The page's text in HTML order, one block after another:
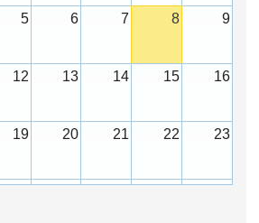
5 6 7 8 9
12 13 14 15 16
19 20 21 22 23